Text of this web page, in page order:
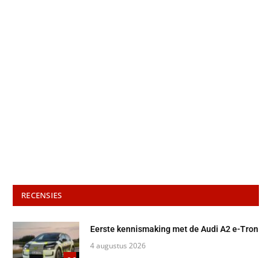
RECENSIES
Eerste kennismaking met de Audi A2 e-Tron
4 augustus 2026